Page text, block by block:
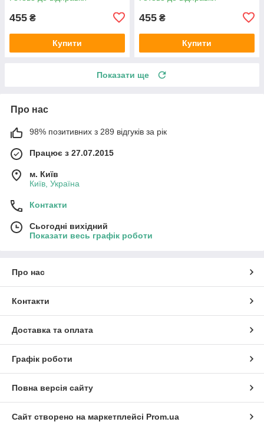
Бежевий
455 ₴
Купити
455 ₴
Купити
Показати ще
Про нас
98% позитивних з 289 відгуків за рік
Працює з 27.07.2015
м. Київ
Київ, Україна
Контакти
Сьогодні вихідний
Показати весь графік роботи
Про нас
Контакти
Доставка та оплата
Графік роботи
Повна версія сайту
Сайт створено на маркетплейсі Prom.ua